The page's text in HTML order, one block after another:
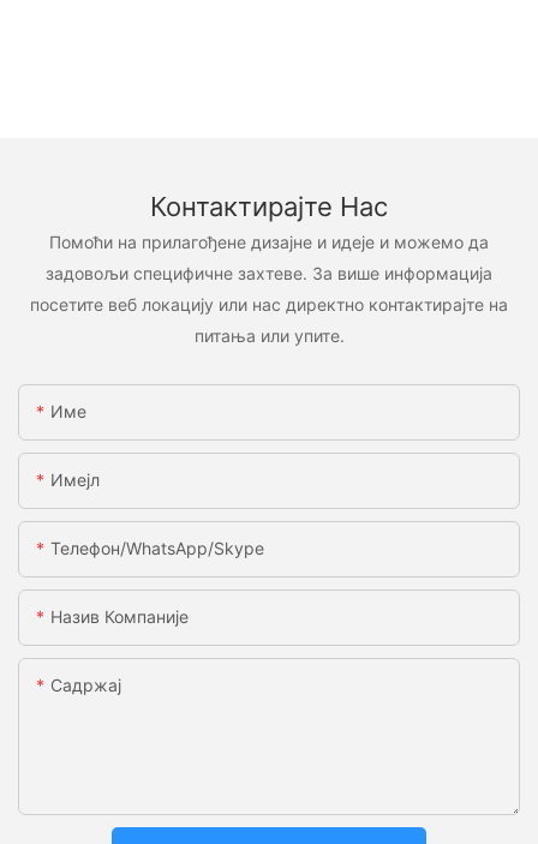
Контактирајте Нас
Помоћи на прилагођене дизајне и идеје и можемо да
задовољи специфичне захтеве. За више информација
посетите веб локацију или нас директно контактирајте на
питања или упите.
Име
Имејл
Телефон/WhatsApp/Skype
Назив Компаније
Садржај